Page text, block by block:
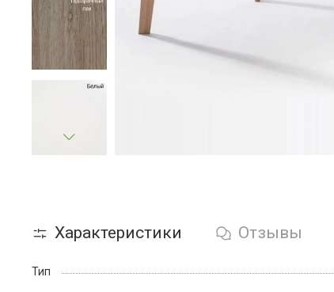
Характеристики Отзывы
Тип